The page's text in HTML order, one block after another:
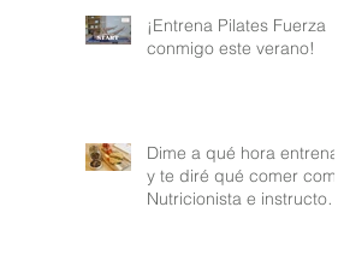
¡Entrena Pilates Fuerza
conmigo este verano!
Dime a qué hora entrenas
y te diré qué comer como
Nutricionista e instructora